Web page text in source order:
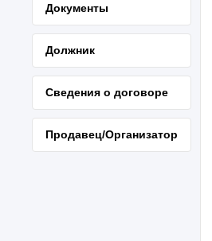
Документы
Должник
Сведения о договоре
Продавец/Организатор